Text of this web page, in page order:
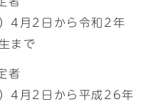
4月2日から令和2年
まで
者
4月2日から平成26年